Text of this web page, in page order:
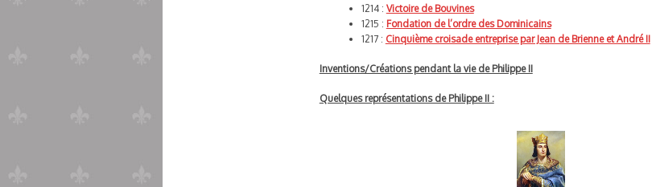
1214 : Victoire de Bouvines
1215 : Fondation de l’ordre des Dominicains
1217 : Cinquième croisade entreprise par Jean de Brienne et André II
Inventions/Créations pendant la vie de Philippe II
Quelques représentations de Philippe II :